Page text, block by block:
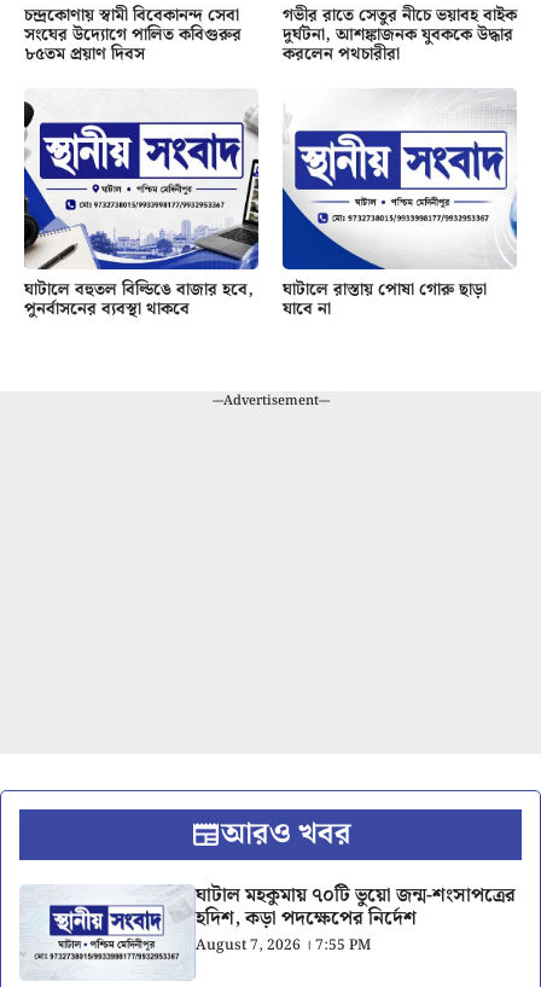
চন্দ্রকোণায় স্বামী বিবেকানন্দ সেবা
সংঘের উদ্যোগে পালিত কবিগুরুর
৮৫তম প্রয়াণ দিবস
গভীর রাতে সেতুর নীচে ভয়াবহ বাইক
দুর্ঘটনা, আশঙ্কাজনক যুবককে উদ্ধার
করলেন পথচারীরা
ঘাটালে বহুতল বিল্ডিঙে বাজার হবে,
পুনর্বাসনের ব্যবস্থা থাকবে
ঘাটালে রাস্তায় পোষা গোরু ছাড়া
যাবে না
---Advertisement---
আরও খবর
ঘাটাল মহকুমায় ৭০টি ভুয়ো জন্ম-শংসাপত্রের
হদিশ, কড়া পদক্ষেপের নির্দেশ
August 7, 2026 । 7:55 PM